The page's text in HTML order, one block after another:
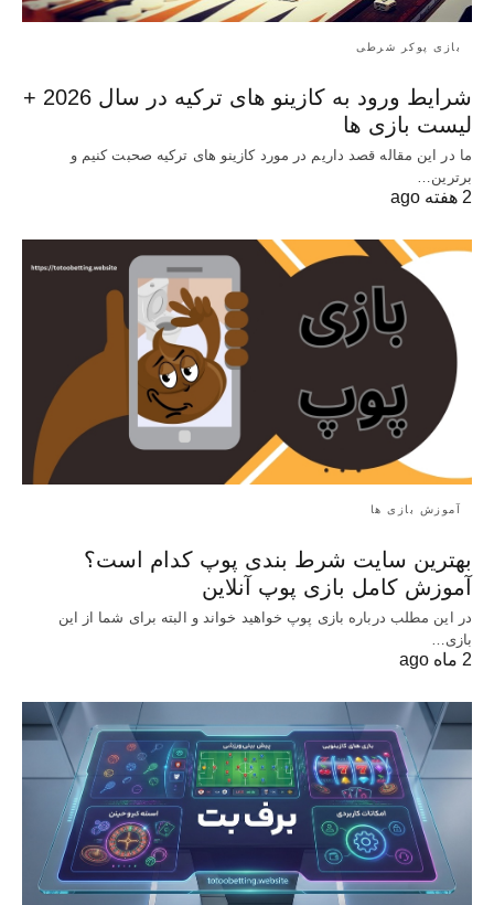
بازی پوکر شرطی
شرایط ورود به کازینو های ترکیه در سال 2026 +
لیست بازی ها
ما در این مقاله قصد داریم در مورد کازینو های ترکیه صحبت کنیم و
برترین…
2 هفته ago
آموزش بازی ها
بهترین سایت شرط بندی پوپ کدام است؟
آموزش کامل بازی پوپ آنلاین
در این مطلب درباره بازی پوپ خواهید خواند و البته برای شما از این
بازی…
2 ماه ago